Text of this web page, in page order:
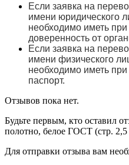
Если заявка на
имени юридического
необходимо иметь
доверенность от
Если заявка на
имени физического
необходимо иметь
паспорт.
Отзывов пока нет.
Будьте первым, кто оставил
полотно, белое ГОСТ (стр.
Для отправки отзыва вам